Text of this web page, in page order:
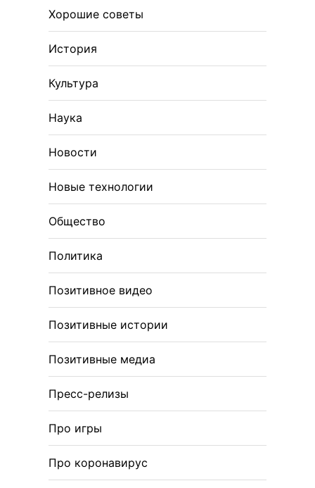
Хорошие советы
История
Культура
Наука
Новости
Новые технологии
Общество
Политика
Позитивное видео
Позитивные истории
Позитивные медиа
Пресс-релизы
Про игры
Про коронавирус